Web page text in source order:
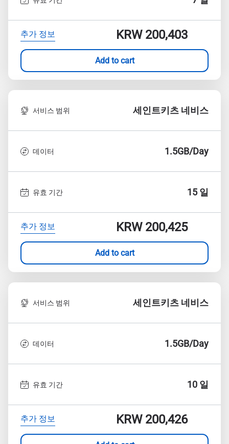
추가 정보 KRW 200,403
Add to cart
서비스 범위 세인트키츠 네비스
데이터 1.5GB/Day
유효 기간 15 일
추가 정보 KRW 200,425
Add to cart
서비스 범위 세인트키츠 네비스
데이터 1.5GB/Day
유효 기간 10 일
추가 정보 KRW 200,426